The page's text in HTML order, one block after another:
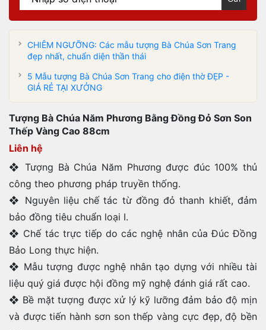
CHIÊM NGƯỠNG: Các mẫu tượng Bà Chúa Sơn Trang
đẹp nhất, chuẩn diện thần thái
5 Mẫu tượng Bà Chúa Sơn Trang cho điện thờ ĐẸP -
GIÁ RẺ TẠI XƯỞNG
Tượng Bà Chúa Năm Phương Bằng Đồng Đỏ Sơn Son
Thếp Vàng Cao 88cm
Liên hệ
❖ Tượng Bà Chúa Năm Phương được đúc 100% thủ
công theo phương pháp truyền thống.
❖ Nguyên liệu chế tác từ đồng đỏ thanh khiết, đảm
bảo đồng tiêu chuẩn loại I.
❖ Chế tác trực tiếp do các nghệ nhân của Đúc Đồng
Bảo Long thực hiện.
❖ Mẫu tượng được nghệ nhân tạo dựng với nhiều tài
liệu quý giá được hội đồng mỹ nghệ đánh giá rất cao.
❖ Bề mặt tượng được xử lý kỹ lưỡng đảm bảo độ mịn
và được tiến hành sơn son thếp vàng cực đẹp, độ bền